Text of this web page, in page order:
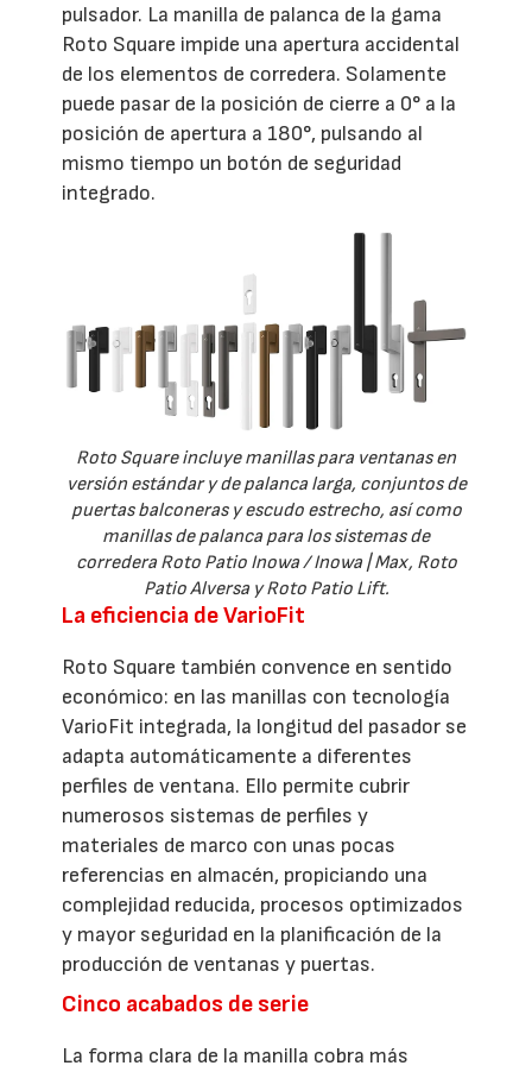
pulsador. La manilla de palanca de la gama
Roto Square impide una apertura accidental
de los elementos de corredera. Solamente
puede pasar de la posición de cierre a 0° a la
posición de apertura a 180°, pulsando al
mismo tiempo un botón de seguridad
integrado.
Roto Square incluye manillas para ventanas en
versión estándar y de palanca larga, conjuntos de
puertas balconeras y escudo estrecho, así como
manillas de palanca para los sistemas de
corredera Roto Patio Inowa / Inowa | Max, Roto
Patio Alversa y Roto Patio Lift.
La eficiencia de VarioFit
Roto Square también convence en sentido
económico: en las manillas con tecnología
VarioFit integrada, la longitud del pasador se
adapta automáticamente a diferentes
perfiles de ventana. Ello permite cubrir
numerosos sistemas de perfiles y
materiales de marco con unas pocas
referencias en almacén, propiciando una
complejidad reducida, procesos optimizados
y mayor seguridad en la planificación de la
producción de ventanas y puertas.
Cinco acabados de serie
La forma clara de la manilla cobra más